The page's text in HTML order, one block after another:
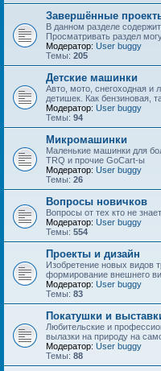
Завершённые
В данном разделе
Просматривать раздел
Модератор: User buggy
Темы: 205
Детские машинки
Авто, мото, снегоходная и
детишек. Как бензиновая,
Модератор: User buggy
Темы: 94
Микромашинки
Маленькие машинки для
TRQ и прочие GoCart-ы
Модератор: User buggy
Темы: 26
Вопросы новичков
Вопросы от тех кто не
Модератор: User buggy
Темы: 554
Проекты и дизайн
Изобретение новых видов
формирование внешнего
Модератор: User buggy
Темы: 83
Покатушки и
Любительские и
вылазки на природу на
Модератор: User buggy
Темы: 88